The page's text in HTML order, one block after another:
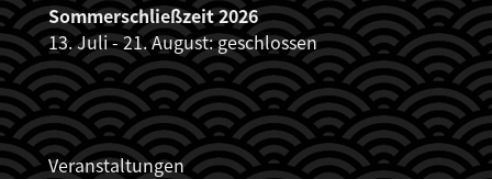
Sommerschließzeit 2026
13. Juli - 21. August: geschlossen
JDZB_FUSSZEILENMENÜ
Veranstaltungen